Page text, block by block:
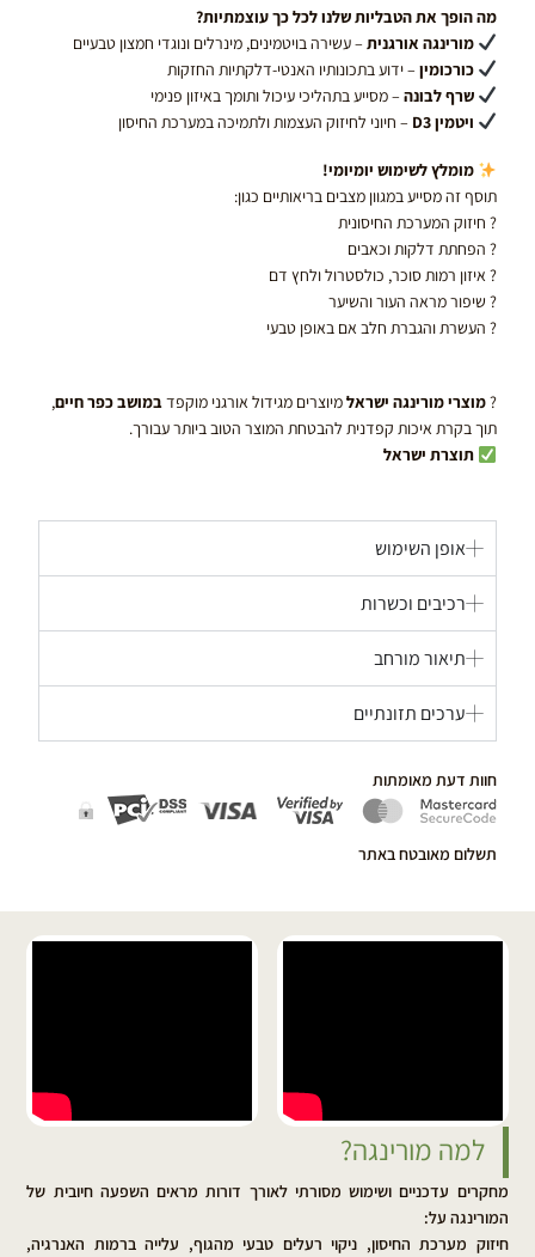
מה הופך את הטבליות שלנו לכל כך עוצמתיות?
מורינגה אורגנית– עשירה בויטמינים, מינרלים ונוגדי חמצון טבעיים
כורכומין– ידוע בתכונותיו האנטי-דלקתיות החזקות
שרף לבונה– מסייע בתהליכי עיכול ותומך באיזון פנימי
ויטמין D3
– חיוני לחיזוק העצמות ולתמיכה במערכת החיסון
מומלץ לשימוש יומיומי!
תוסף זה מסייע במגוון מצבים בריאותיים כגון:
? חיזוק המערכת החיסונית
? הפחתת דלקות וכאבים
? איזון רמות סוכר, כולסטרול ולחץ דם
? שיפור מראה העור והשיער
? העשרת והגברת חלב אם באופן טבעי
?מוצרי מורינגה ישראלמיוצרים מגידול אורגני מוקפדבמושב כפר חיים,
תוך בקרת איכות קפדנית להבטחת המוצר הטוב ביותר עבורך.
תוצרת ישראל
אופן השימוש
רכיבים וכשרות
תיאור מורחב
ערכים תזונתיים
חוות דעת מאומתות
תשלום מאובטח באתר
למה מורינגה?
מחקרים עדכניים ושימוש מסורתי לאורך דורות מראים השפעה חיובית של
המורינגה על:
חיזוק מערכת החיסון, ניקוי רעלים טבעי מהגוף, עלייה ברמות האנרגיה,